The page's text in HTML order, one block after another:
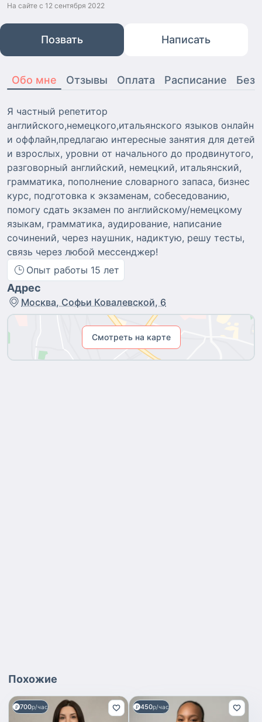
На сайте с 12 сентября 2022
Позвать Написать
Обо мне Отзывы Оплата Расписание
Я частный репетитор
английского,немецкого,итальянского языков онлайн
и оффлайн,предлагаю интересные занятия для детей
и взрослых, уровни от начального до продвинутого,
разговорный английский, немецкий, итальянский,
грамматика, пополнение словарного запаса, бизнес
курс, подготовка к экзаменам, собеседованию,
помогу сдать экзамен по английскому/немецкому
языкам, грамматика, аудирование, написание
сочинений, через наушник, надиктую, решу тесты,
связь через любой мессенджер!
Опыт работы 15 лет
Адрес
Москва, Софьи Ковалевской, 6
Смотреть на карте
Похожие
700р/час 450р/час